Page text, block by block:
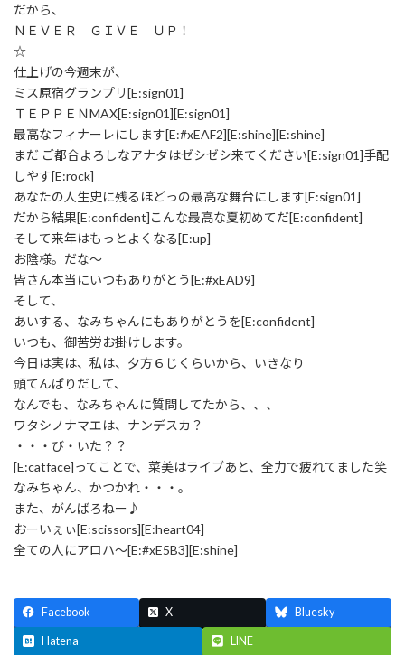
だから、
ＮＥＶＥＲ ＧＩＶＥ ＵＰ！
☆
仕上げの今週末が、
ミス原宿グランプリ[E:sign01]
ＴＥＰＰＥＮMAX[E:sign01][E:sign01]
最高なフィナーレにします[E:#xEAF2][E:shine][E:shine]
まだ ご都合よろしなアナタはゼシゼシ来てください[E:sign01]手配
しやす[E:rock]
あなたの人生史に残るほどっの最高な舞台にします[E:sign01]
だから結果[E:confident]こんな最高な夏初めてだ[E:confident]
そして来年はもっとよくなる[E:up]
お陰様。だな～
皆さん本当にいつもありがとう[E:#xEAD9]
そして、
あいする、なみちゃんにもありがとうを[E:confident]
いつも、御苦労お掛けします。
今日は実は、私は、夕方６じくらいから、いきなり
頭てんぱりだして、
なんでも、なみちゃんに質問してたから、、、
ワタシノナマエは、ナンデスカ？
・・・び・いた？？
[E:catface]ってことで、菜美はライブあと、全力で疲れてました笑
なみちゃん、かつかれ・・・。
また、がんばろねー♪
おーいぇぃ[E:scissors][E:heart04]
全ての人にアロハ～[E:#xE5B3][E:shine]
Facebook X Bluesky
Hatena LINE